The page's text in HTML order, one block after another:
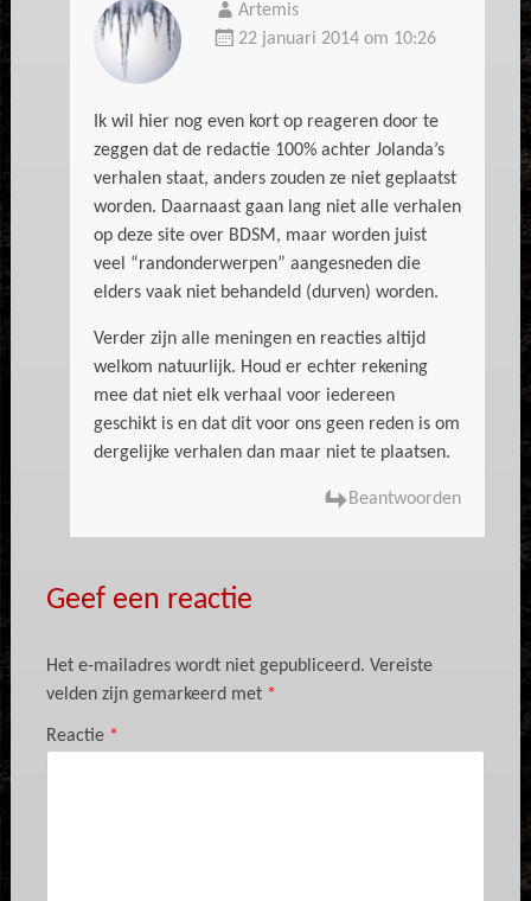
Artemis
22 januari 2014 om 10:26
Ik wil hier nog even kort op reageren door te
zeggen dat de redactie 100% achter Jolanda’s
verhalen staat, anders zouden ze niet geplaatst
worden. Daarnaast gaan lang niet alle verhalen
op deze site over BDSM, maar worden juist
veel “randonderwerpen” aangesneden die
elders vaak niet behandeld (durven) worden.
Verder zijn alle meningen en reacties altijd
welkom natuurlijk. Houd er echter rekening
mee dat niet elk verhaal voor iedereen
geschikt is en dat dit voor ons geen reden is om
dergelijke verhalen dan maar niet te plaatsen.
Beantwoorden
Geef een reactie
Het e-mailadres wordt niet gepubliceerd. Vereiste
velden zijn gemarkeerd met *
Reactie *